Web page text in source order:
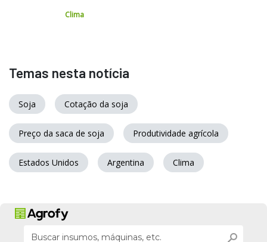
Clima
Temas nesta notícia
Soja Cotação da soja
Preço da saca de soja Produtividade agrícola
Estados Unidos Argentina Clima